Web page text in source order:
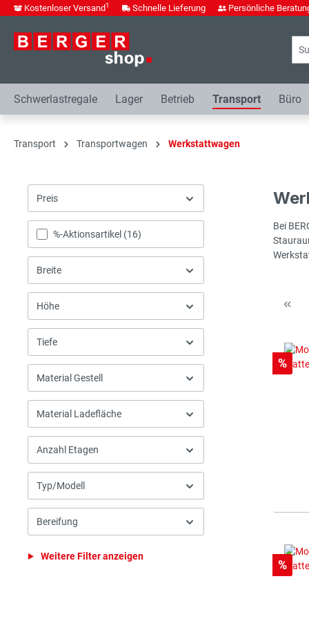
Zur Hauptnavigation springen
Kostenloser Versand1 Schnelle Lieferung Persönliche
Schwerlastregale Lager Betrieb Transport Büro
Transport Transportwagen Werkstattwagen
Preis
%-Aktionsartikel (16)
Breite
Höhe
Tiefe
Material Gestell
Material Ladefläche
Anzahl Etagen
Typ/Modell
Bereifung
Weitere Filter anzeigen
Bei
Rabatt
%
%